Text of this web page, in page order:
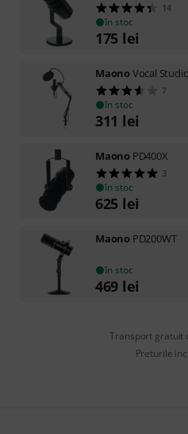
14
în stoc
175 lei
MaonoVocal
7
în stoc
311 lei
Maono PD400X
3
în stoc
625 lei
Maono PD200WT
în stoc
469 lei
Transport gratuit
Preturile